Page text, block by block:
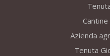
Azienda
Tenuta